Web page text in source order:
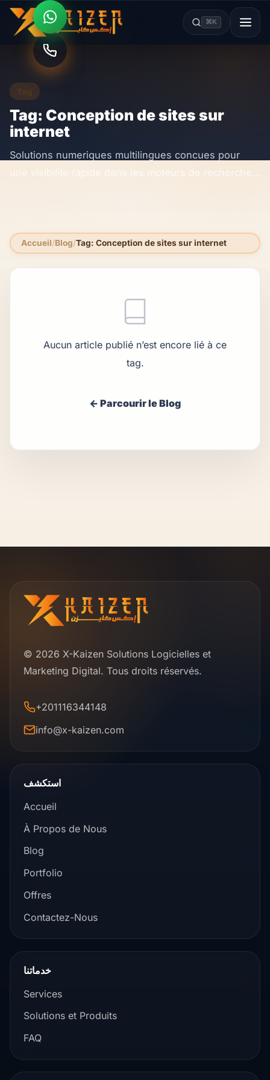
⌘K
Tag
Tag: Conception de sites sur
internet
Solutions numeriques multilingues concues pour
une visibilite rapide dans les moteurs de recherche
Accueil Blog Tag: Conception de sites sur internet
Aucun article publié n’est encore lié à ce
tag.
← Parcourir le Blog
© 2026 X-Kaizen Solutions Logicielles et
Marketing Digital. Tous droits réservés.
+201116344148
info@x-kaizen.com
استكشف
Accueil
À Propos de Nous
Blog
Portfolio
Offres
Contactez-Nous
خدماتنا
Services
Solutions et Produits
FAQ